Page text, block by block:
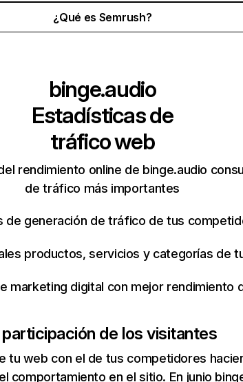
¿Qué es Semrush?
binge.audio
Estadísticas de
tráfico web
rendimiento online de binge.audio
de tráfico más importantes
de generación de tráfico de tus
productos, servicios y categorías de
marketing digital con mejor rendimiento
de los visitantes
tu web con el de tus competidores
comportamiento en el sitio. En junio